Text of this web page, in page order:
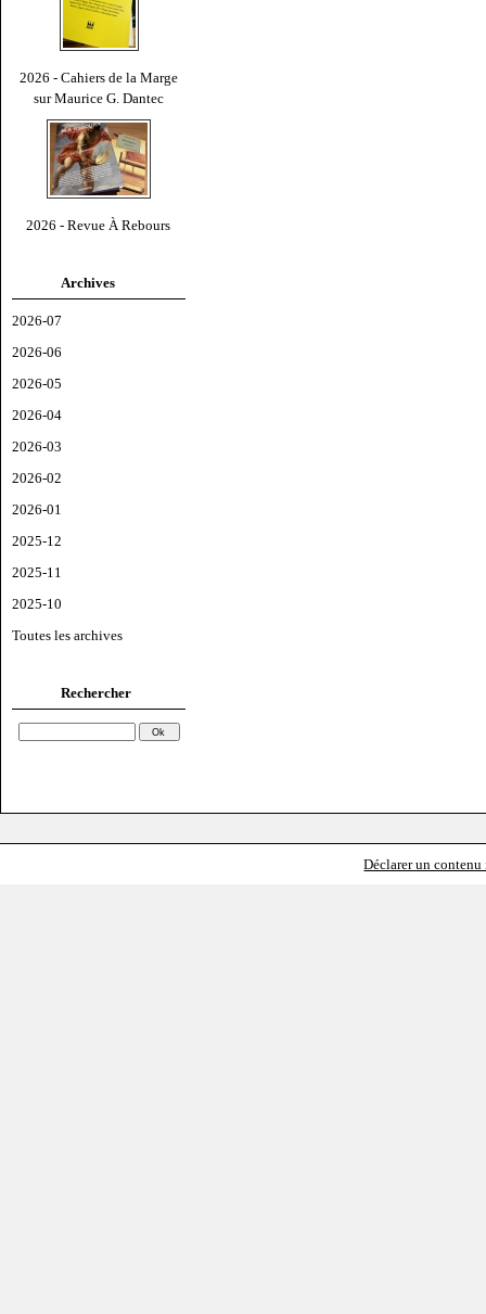
2026 - Cahiers de la Marge
sur Maurice G. Dantec
2026 - Revue À Rebours
Archives
2026-07
2026-06
2026-05
2026-04
2026-03
2026-02
2026-01
2025-12
2025-11
2025-10
Toutes les archives
Rechercher
Déclarer un